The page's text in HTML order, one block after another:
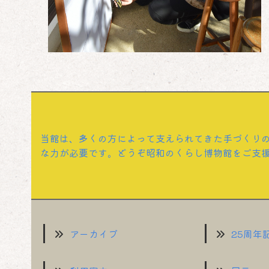
当館は、多くの方によって支えられてきた手づく
な力が必要です。どうぞ昭和のくらし博物館をご支
アーカイブ 25周年